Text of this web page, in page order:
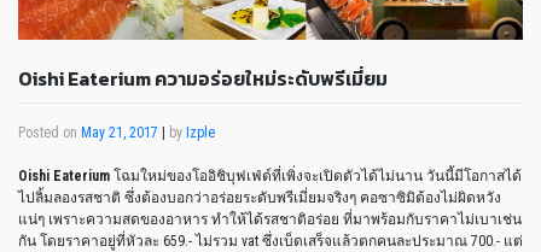
Oishi Eaterium ความอร่อยใหม่ระดับพรีเมี่ยม
Posted on May 21, 2017 | by Izple
Oishi Eaterium โฉมใหม่ของโออิชิบุฟเฟ่ต์ที่เพิ่งจะเปิดตัวได้ไม่นาน วันนี้มีโอกาสได้
ไปลิ้มลองรสชาติ ซึ่งต้องบอกว่าอร่อยระดับพรีเมี่ยมจริงๆ คอซาซิมิต้องไม่ผิดหวัง
แน่ๆ เพราะความสดของอาหาร ทำให้ได้รสชาติอร่อย ที่มาพร้อมกับราคาไม่เบาเช่น
กัน โดยราคาอยู่ที่หัวละ 659.- ไม่รวม vat ซึ่งเบ็ดเสร็จแล้วตกคนละประมาณ 700.- แต่